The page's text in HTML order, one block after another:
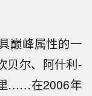
巅峰属性的一
贝尔、阿什利-
……在2006年